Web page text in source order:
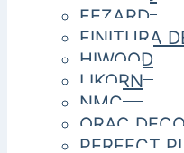
FEZARD
FINITURA
HIWOOD
LIKORN
NMC
ORAC
PERFECT